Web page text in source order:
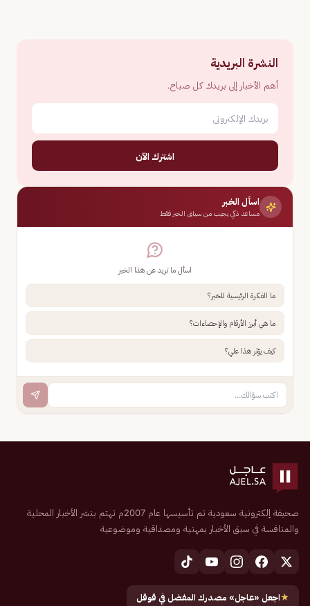
النشرة البريدية
أهم الأخبار إلى بريدك كل صباح.
اشترك الآن
اسأل الخبر
مساعد ذكي يجيب من سياق الخبر فقط
اسأل ما تريد عن هذا الخبر
ما الفكرة الرئيسية للخبر؟
ما هي أبرز الأرقام والإحصاءات؟
كيف يؤثر هذا علي؟
صحيفة إلكترونية سعودية تم تأسيسها عام 2007م تهتم بنشر الأخبار المحلية
والمنافسة في سبق الأخبار بمهنية ومصداقية وموضوعية
★اجعل «عاجل» مصدرك المفضل في قوقل